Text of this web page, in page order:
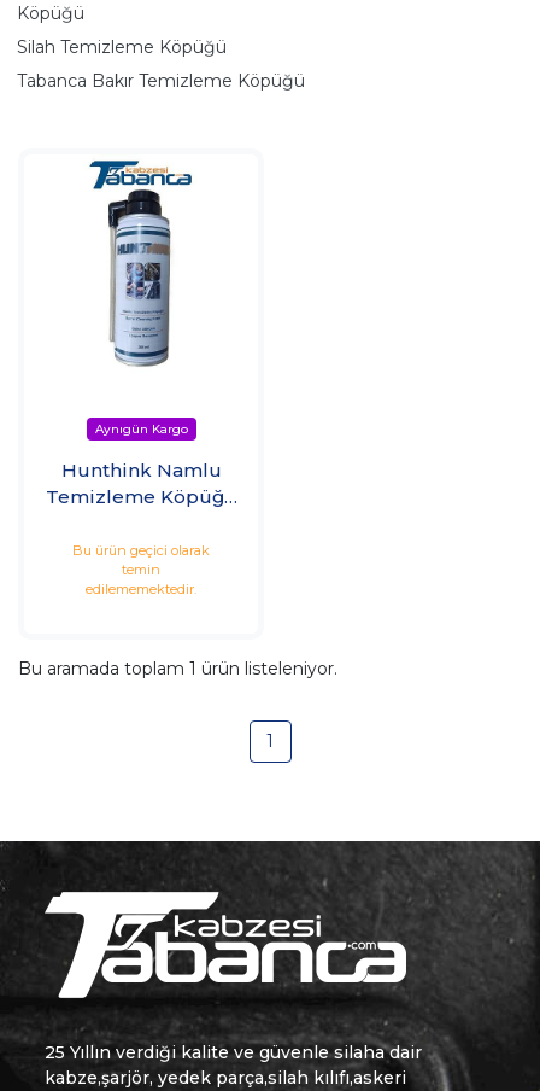
Köpüğü
Silah Temizleme Köpüğü
Tabanca Bakır Temizleme Köpüğü
Hunthink Namlu
Temizleme Köpüğü
Bu ürün geçici olarak
temin
edilememektedir.
Bu aramada toplam 1 ürün listeleniyor.
1
25 Yıllın verdiği kalite ve güvenle silaha dair
kabze,şarjör, yedek parça,silah kılıfı,askeri